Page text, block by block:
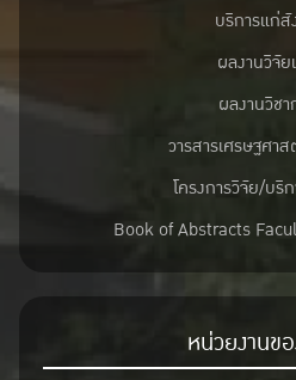
บริการแก่
ผลงานวิจัย
ผลงานวิชา
วารสารเศรษฐศา
โครงการวิจัย/บริ
Book of Abstracts
หน่วยงานข